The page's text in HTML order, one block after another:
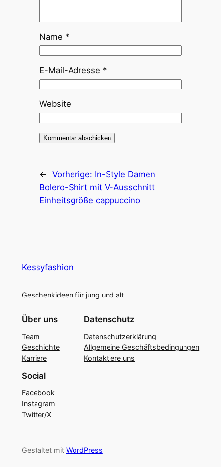
Name *
E-Mail-Adresse *
Website
← Vorherige: In-Style Damen
Bolero-Shirt mit V-Ausschnitt
Einheitsgröße cappuccino
Kessyfashion
Geschenkideen für jung und alt
Über uns
Team
Geschichte
Karriere
Datenschutz
Datenschutzerklärung
Allgemeine Geschäftsbedingungen
Kontaktiere uns
Social
Facebook
Instagram
Twitter/X
Gestaltet mit WordPress